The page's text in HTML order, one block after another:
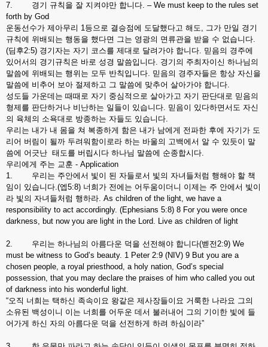
7. 경기 규칙을 잘 지켜야만 합니다. – We must keep to the rules set
forth by God
운동선수가 제아무리 1등으로 결승점에 도달했다고 해도, 그가 만일 경기
규칙에 위배되는 행동을 했다면 그는 영광의 면류관을 받을 수 없습니다.
(딤후2:5) 경기자는 자기 코스를 제대로 달려가야 합니다. 믿음의 경주에
있어서의 경기규칙은 바로 성경 말씀입니다. 경기의 주최자이신 하나님의
말씀에 위배되는 행위는 모두 반칙입니다. 믿음의 경주자들은 항상 자신을
말씀에 비추어 보아 절제하고 그 말씀에 맞추어 살아가야 합니다.
성도들 가운데는 때때로 자기 중심적으로 살아가고 자기 판단대로 믿음의
형제를 판단하거나 비난하는 일들이 있습니다. 믿음이 있다하면서도 자신
의 육체의 소욕대로 방종하는 자들도 있습니다.
우리는 내가 내 몸을 쳐 복종하게 함은 내가 남에게 전파한 후에 자기가 도
리어 버림이 될까 두려워함이로라 하는 바울의 고백에서 알 수 있듯이 말
씀에 어긋난 태도를 버립시다 하나님 말씀에 순종합시다.
우리에게 주는 교훈 - Application
1. 우리는 주안에서 빛이 된 자들로서 빛의 자녀들처럼 행해야 할 책
임이 있습니다.(엡5:8) 너희가 전에는 어두움이더니 이제는 주 안에서 빛이
라 빛의 자녀들처럼 행하라. As children of the light, we have a
responsibility to act accordingly. (Ephesians 5:8) 8 For you were once
darkness, but now you are light in the Lord. Live as children of light
2. 우리는 하나님의 아름다운 덕을 선전해야 합니다(벧전2:9) We
must be witness to God’s beauty. 1 Peter 2:9 (NIV) 9 But you are a
chosen people, a royal priesthood, a holy nation, God’s special
possession, that you may declare the praises of him who called you out
of darkness into his wonderful light.
“오직 너희는 택하신 족속이요 왕같은 제사장들이요 거룩한 나라요 그의
소유된 백성이니 이는 너희를 어두운 데서 불러내어 그의 기이한 빛에 들
어가게 하신 자의 아름다운 덕을 선전하게 하려 하심이라”